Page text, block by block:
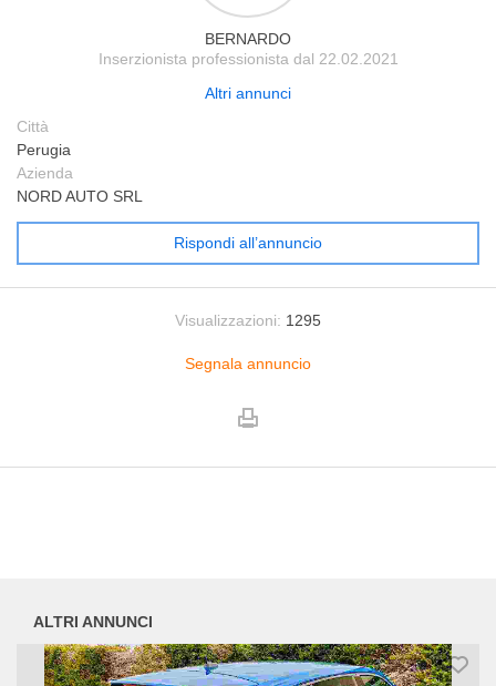
BERNARDO
Inserzionista professionista dal 22.02.2021
Altri annunci
Città
Perugia
Azienda
NORD AUTO SRL
Rispondi all’annuncio
Visualizzazioni: 1295
Segnala annuncio
ALTRI ANNUNCI